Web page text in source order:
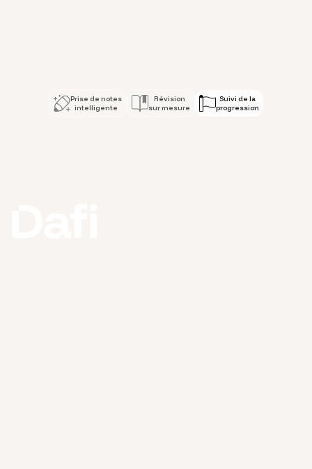
Prise de notes
intelligente
Révision
sur mesure
Suivi de la
progression